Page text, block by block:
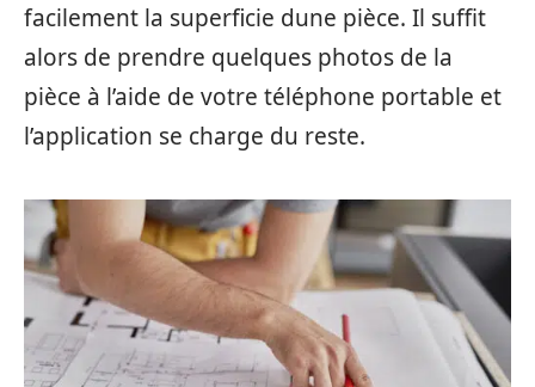
facilement la superficie dune pièce. Il suffit
alors de prendre quelques photos de la
pièce à l’aide de votre téléphone portable et
l’application se charge du reste.